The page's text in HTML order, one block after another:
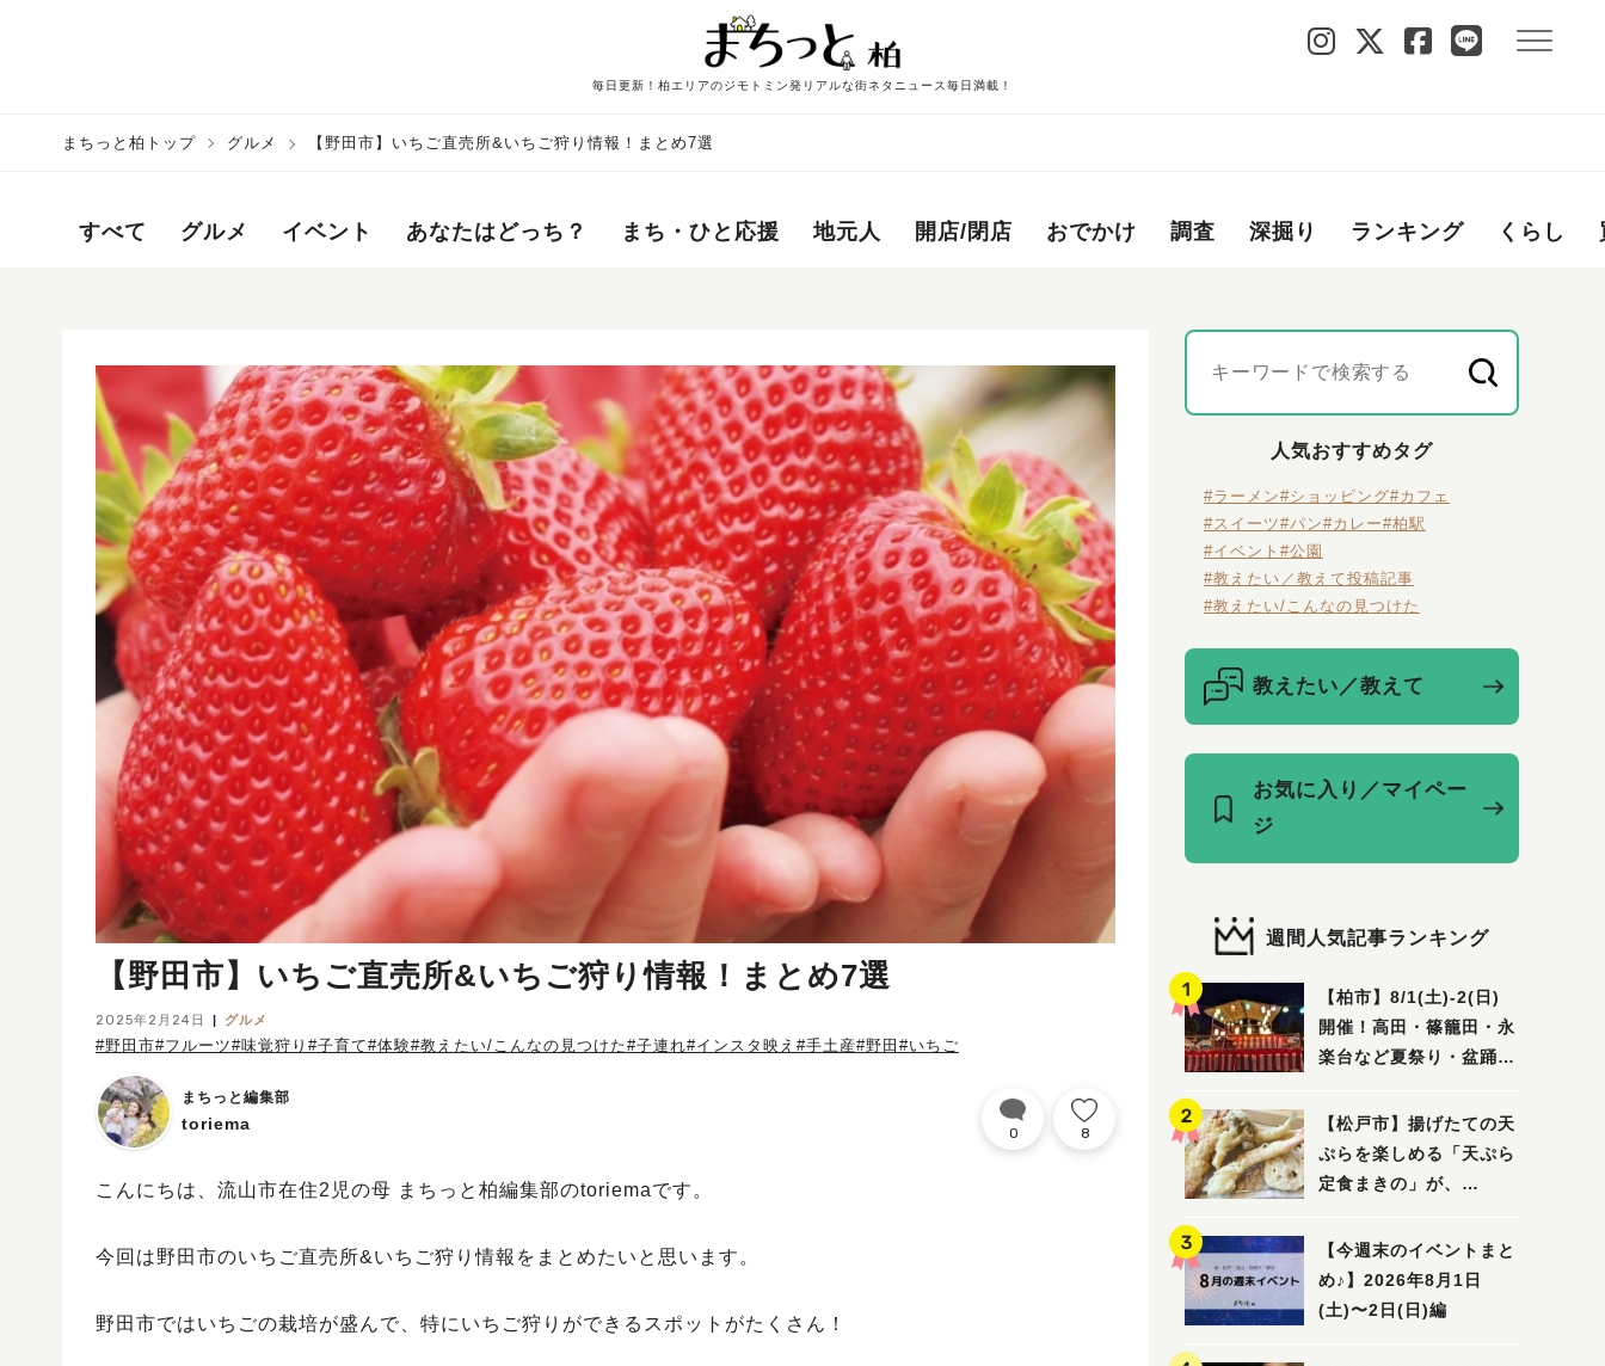
毎日更新！柏エリアのジモトミン発リアルな街ネタニュース毎日満載！
まちっと柏トップ グルメ 【野田市】いちご直売所&いちご狩り情報！まとめ7選
すべて グルメ イベント あなたはどっち？ まち・ひと応援 地元人 開店/閉店 おでかけ 調査 深掘り ランキング くらし
【野田市】いちご直売所&いちご狩り情報！まとめ7選
2025年2月24日 グルメ
#野田市#フルーツ#味覚狩り #子育て#体験#教えたい/こんなの見つけた#子連れ#インスタ映え #手土産#野田 #いちご
まちっと編集部
toriema 0 8
こんにちは、流山市在住2児の母 まちっと柏編集部のtoriemaです。
今回は野田市のいちご直売所&いちご狩り情報をまとめたいと思います。
野田市ではいちごの栽培が盛んで、特にいちご狩りができるスポットがたくさん！
人気おすすめタグ
#ラーメン#ショッピング#カフェ
#スイーツ#パン#カレー#柏駅
#イベント #公園
#教えたい／教えて投稿記事
#教えたい/こんなの見つけた
教えたい／教えて
お気に入り／マイペー
ジ
週間人気記事ランキング
【柏市】8/1(土)‐2(日)
開催！高田・篠籠田・永
楽台など夏祭り・盆踊り
【松戸市】揚げたての天
ぷらを楽しめる「天ぷら
定食まきの」が、
【今週末のイベントまと
め♪】2026年8月1日
(土)〜2日(日)編